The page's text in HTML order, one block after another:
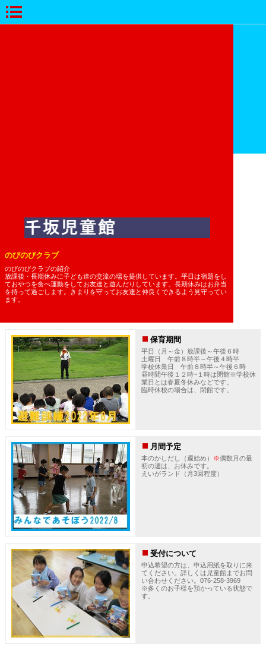
のびのびクラブ
のびのびクラブの紹介
放課後・長期休みに子ども達の交流の場を提供しています。平日は宿題をし
ておやつを食べ運動をしてお友達と遊んだりしています。長期休みはお弁当
を持って過ごします。きまりを守ってお友達と仲良くできるよう見守ってい
ます。
保育期間
平日（月～金）放課後～午後６時
土曜日 午前８時半～午後４時半
学校休業日 午前８時半～午後６時
昼時間午後１２時~１時は閉館※学校休
業日とは春夏冬休みなどです。
臨時休校の場合は、閉館です。
月間予定
本のかしだし（週始め） ※偶数月の最
初の週は、お休みです。
えいがランド（月3回程度）
受付について
申込希望の方は、申込用紙を取りに来
てください。詳しくは児童館までお問
い合わせください。076-258-3969
※多くのお子様を預かっている状態で
す。